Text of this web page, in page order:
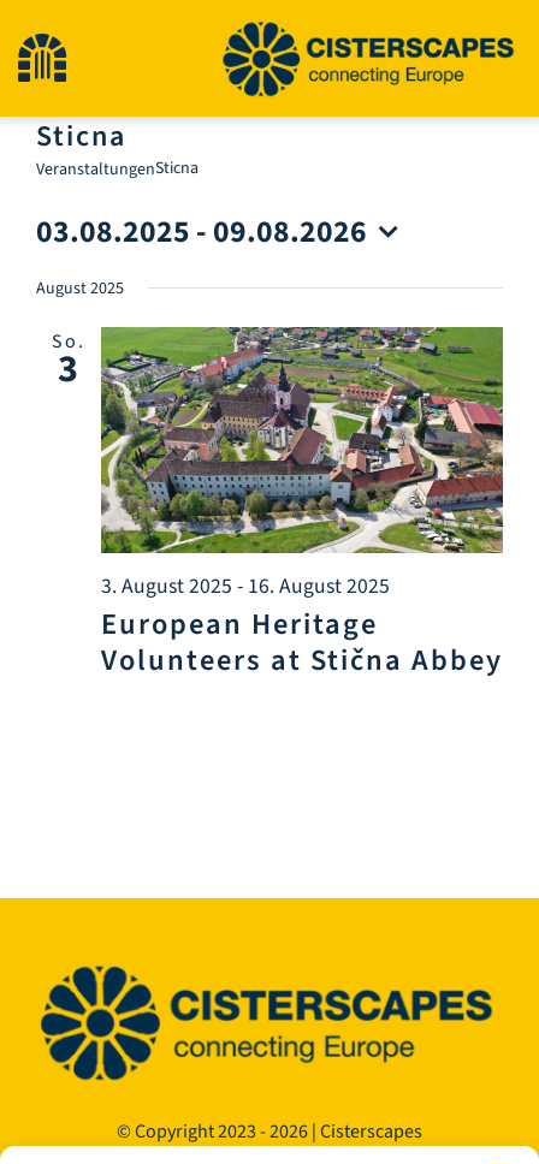
Inhalt
springen
Navigation
umschalten
Start
Kulturerbestätten
Neuigkeiten
Veranstaltungen
Infozentrum
Downloads
Sticna
VeranstaltungenSticna
03.08.2025 - 09.08.2026
wählen.
August 2025
So.
3
3. August 2025 - 16. August 2025
European Heritage
Volunteers at Stična Abbey
© Copyright 2023 - 2026 | Cisterscapes